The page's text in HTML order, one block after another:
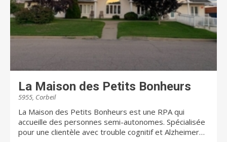
La Maison des Petits Bonheurs
5955, Corbeil
La Maison des Petits Bonheurs est une RPA qui
accueille des personnes semi-autonomes. Spécialisée
pour une clientèle avec trouble cognitif et Alzheimer